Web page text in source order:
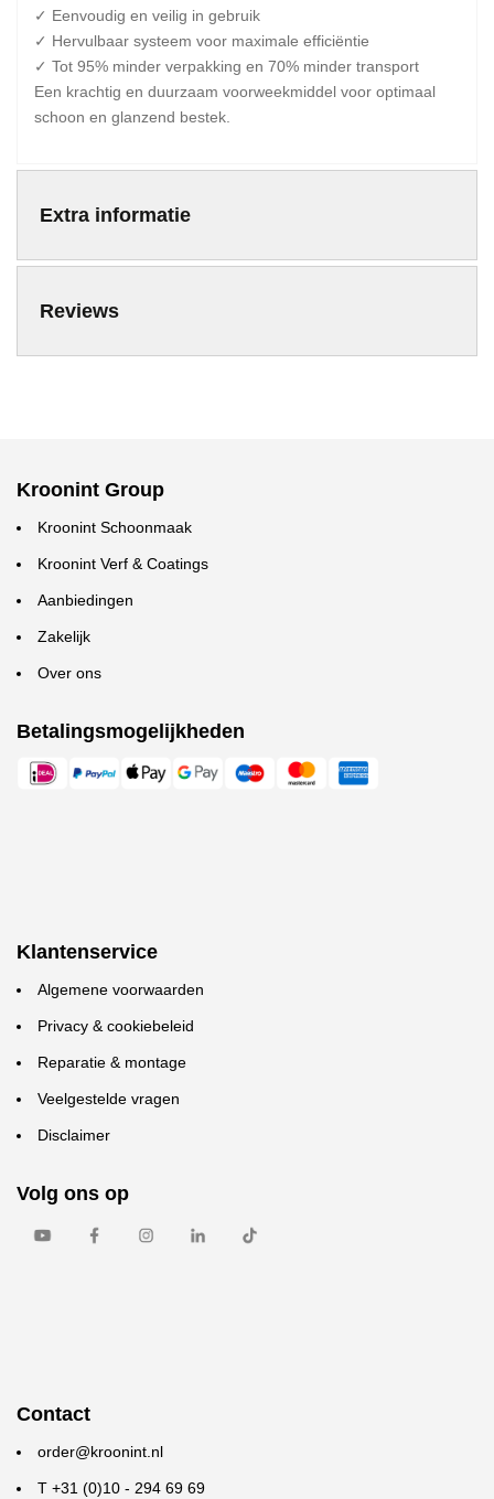
✓ Eenvoudig en veilig in gebruik
✓ Hervulbaar systeem voor maximale efficiëntie
✓ Tot 95% minder verpakking en 70% minder transport
Een krachtig en duurzaam voorweekmiddel voor optimaal
schoon en glanzend bestek.
Extra informatie
Reviews
Kroonint Group
Kroonint Schoonmaak
Kroonint Verf & Coatings
Aanbiedingen
Zakelijk
Over ons
Betalingsmogelijkheden
Klantenservice
Algemene voorwaarden
Privacy & cookiebeleid
Reparatie & montage
Veelgestelde vragen
Disclaimer
Volg ons op
Contact
order@kroonint.nl
T +31 (0)10 - 294 69 69